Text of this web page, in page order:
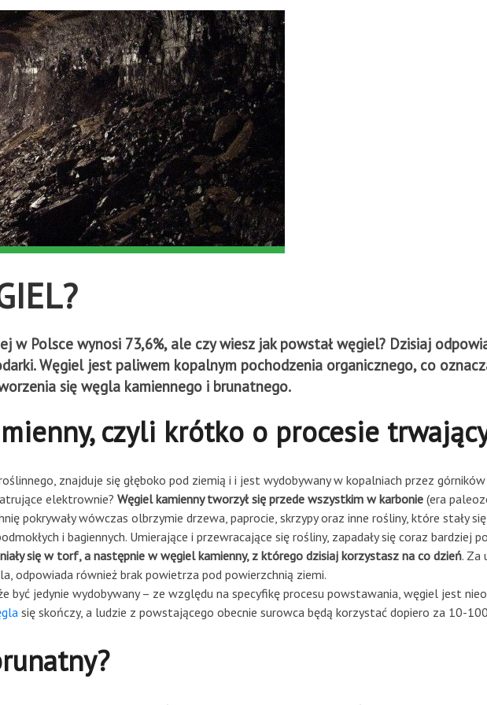
w Polsce wynosi 73,6%, ale czy wiesz jak powstał węgiel? Dzisiaj
Węgiel jest paliwem kopalnym pochodzenia organicznego, co
się węgla kamiennego i brunatnego.
czyli krótko o procesie
znajduje się głęboko pod ziemią i i jest wydobywany w kopalniach przez
elektrownie? Węgiel kamienny tworzył się przede wszystkim w karbonie (era
pokrywały wówczas olbrzymie drzewa, paprocie, skrzypy oraz inne rośliny, które stały
i bagiennych. Umierające i przewracające się rośliny, zapadały się coraz bardziej
się w torf, a następnie w węgiel kamienny, z którego dzisiaj korzystasz na co dzień. Za
odpowiada również brak powietrza pod powierzchnią ziemi.
być jedynie wydobywany – ze względu na specyfikę procesu powstawania, węgiel jest
się skończy, a ludzie z powstającego obecnie surowca będą korzystać dopiero za 10-